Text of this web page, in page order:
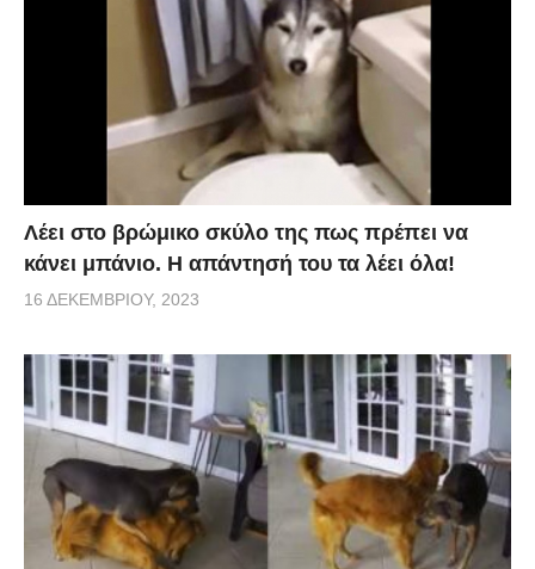
Λέει στο βρώμικο σκύλο της πως πρέπει να
κάνει μπάνιο. Η απάντησή του τα λέει όλα!
16 ΔΕΚΕΜΒΡΊΟΥ, 2023